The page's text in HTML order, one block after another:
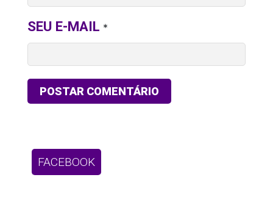
SEU E-MAIL *
FACEBOOK